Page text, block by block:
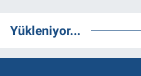
Yükleniyor...